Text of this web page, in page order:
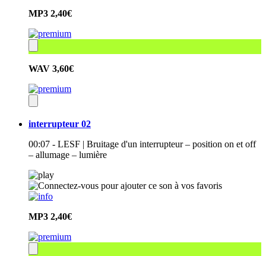
MP3 2,40€
WAV 3,60€
interrupteur 02
00:07 - LESF | Bruitage d'un interrupteur – position on et off
– allumage – lumière
MP3 2,40€